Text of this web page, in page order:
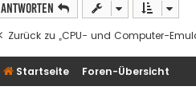
Antworten
Zurück zu „CPU- und Computer-
Startseite Foren-Übersicht